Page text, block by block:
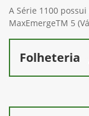
A Série 1100
MaxEmergeTM 5
Folheteria